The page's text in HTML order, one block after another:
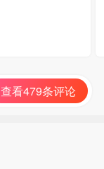
查看479条评论